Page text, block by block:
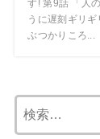
す! 第9話 「人
うに遅刻ギリ
ぶつかりころ...